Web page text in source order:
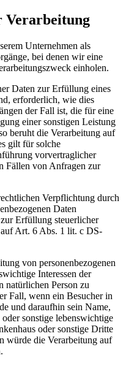
Verarbeitung
Unternehmen als
bei denen wir eine
einholen.
Daten zur Erfüllung eines
erforderlich, wie dies
der Fall ist, die für eine
einer sonstigen Leistung
beruht die Verarbeitung auf
gilt für solche
vorvertraglicher
Fällen von Anfragen zur
Verpflichtung durch
Daten
Erfüllung steuerlicher
Art. 6 Abs. 1 lit. c DS-
von personenbezogenen
Interessen der
natürlichen Person zu
Fall, wenn ein Besucher in
und daraufhin sein Name,
sonstige lebenswichtige
oder sonstige Dritte
würde die Verarbeitung auf